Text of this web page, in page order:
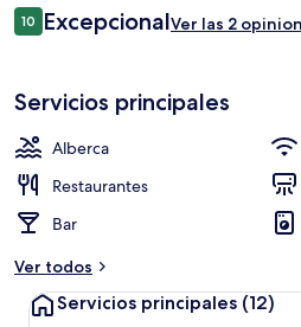
Opiniones
1010 de 10,
ExcepcionalVer las 2
Servicios principales
Alberca
Restaurantes
Bar
Ver todos
Servicios principales (12)